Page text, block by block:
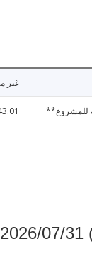
غير
للمشروع**